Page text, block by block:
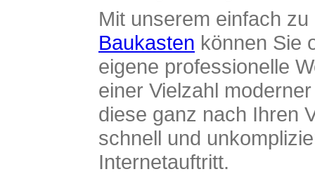
Mit unserem einfach
Baukasten können Sie
eigene professionelle
einer Vielzahl
diese ganz nach Ihren
schnell und
Internetauftritt.